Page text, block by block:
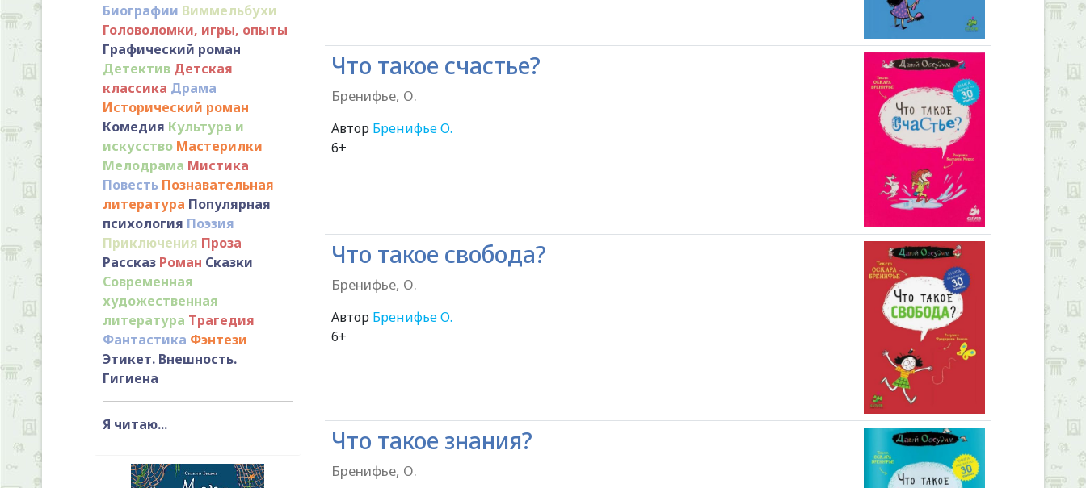
Биографии Виммельбухи
Головоломки, игры, опыты
Графический роман
Детектив Детская
классика Драма
Исторический роман
Комедия Культура и
искусство Мастерилки
Мелодрама Мистика
Повесть Познавательная
литература Популярная
психология Поэзия
Приключения Проза
Рассказ Роман Сказки
Современная
художественная
литература Трагедия
Фантастика Фэнтези
Этикет. Внешность.
Гигиена
Я читаю...
Что такое счастье?
Бренифье, О.
Автор Бренифье О.
6+
Что такое свобода?
Бренифье, О.
Автор Бренифье О.
6+
Что такое знания?
Бренифье, О.